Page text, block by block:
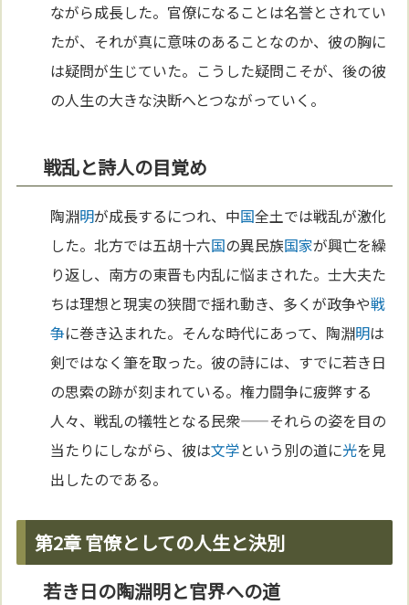
ながら成長した。官僚になることは名誉とされてい
たが、それが真に意味のあることなのか、彼の胸に
は疑問が生じていた。こうした疑問こそが、後の彼
の人生の大きな決断へとつながっていく。
戦乱と詩人の目覚め
陶淵明が成長するにつれ、中国全土では戦乱が激化
した。北方では五胡十六国の異民族国家が興亡を繰
り返し、南方の東晋も内乱に悩まされた。士大夫た
ちは理想と現実の狭間で揺れ動き、多くが政争や戦
争に巻き込まれた。そんな時代にあって、陶淵明は
剣ではなく筆を取った。彼の詩には、すでに若き日
の思索の跡が刻まれている。権力闘争に疲弊する
人々、戦乱の犠牲となる民衆——それらの姿を目の
当たりにしながら、彼は文学という別の道に光を見
出したのである。
第2章 官僚としての人生と決別
若き日の陶淵明と官界への道